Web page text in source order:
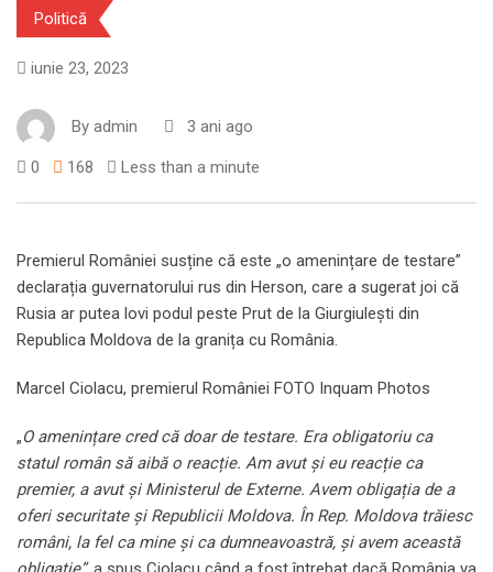
Politică
iunie 23, 2023
By admin 3 ani ago
0 168 Less than a minute
Premierul României susține că este „o amenințare de testare”
declarația guvernatorului rus din Herson, care a sugerat joi că
Rusia ar putea lovi podul peste Prut de la Giurgiulești din
Republica Moldova de la granița cu România.
Marcel Ciolacu, premierul României FOTO Inquam Photos
„O amenințare cred că doar de testare. Era obligatoriu ca
statul român să aibă o reacție. Am avut și eu reacție ca
premier, a avut și Ministerul de Externe. Avem obligația de a
oferi securitate și Republicii Moldova. În Rep. Moldova trăiesc
români, la fel ca mine și ca dumneavoastră, și avem această